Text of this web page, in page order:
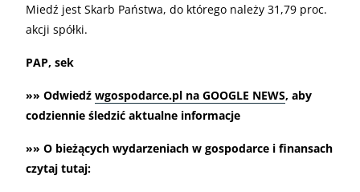
Miedź jest Skarb Państwa, do którego należy 31,79 proc.
akcji spółki.
PAP, sek
»» Odwiedź wgospodarce.pl na GOOGLE NEWS, aby
codziennie śledzić aktualne informacje
»» O bieżących wydarzeniach w gospodarce i finansach
czytaj tutaj: